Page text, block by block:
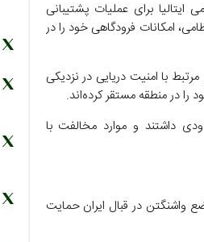
نظامی ایتالیا برای عملیات پشتیبانی
امکانات فرودگاهی خود را در
با امنیت دریایی در نزدیکی
در منطقه مستقر کرده‌اند.
داشتند و موارد مخالفت با
واشنگتن در قبال ایران حمایت